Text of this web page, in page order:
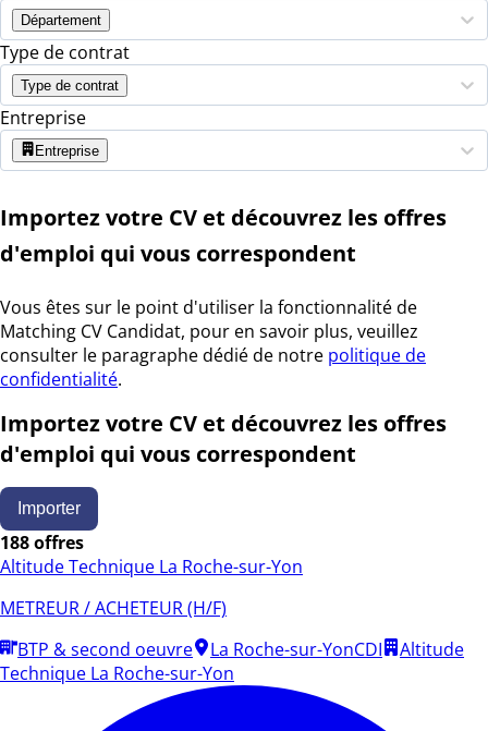
Département
Type de contrat
Type de contrat
Entreprise
Entreprise
Importez votre CV et découvrez les offres
d'emploi qui vous correspondent
Vous êtes sur le point d'utiliser la fonctionnalité de
Matching CV Candidat, pour en savoir plus, veuillez
consulter le paragraphe dédié de notre politique de
confidentialité.
Importez votre CV et découvrez les offres
d'emploi qui vous correspondent
Importer
188 offres
Altitude Technique La Roche-sur-Yon
METREUR / ACHETEUR (H/F)
BTP & second oeuvre
La Roche-sur-YonCDI
Altitude
Technique La Roche-sur-Yon